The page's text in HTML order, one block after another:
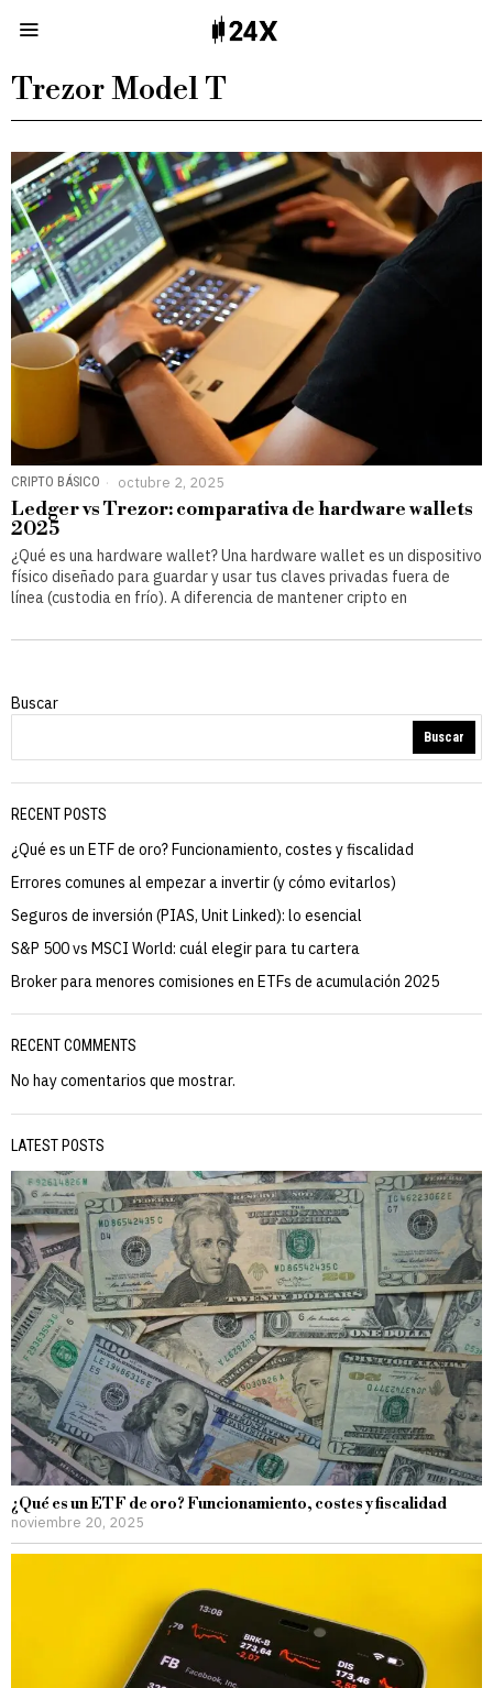
Trezor Model T
CRIPTO BÁSICO octubre 2, 2025
Ledger vs Trezor: comparativa de hardware wallets
2025
¿Qué es una hardware wallet? Una hardware wallet es un dispositivo
físico diseñado para guardar y usar tus claves privadas fuera de
línea (custodia en frío). A diferencia de mantener cripto en
Buscar
Buscar
RECENT POSTS
¿Qué es un ETF de oro? Funcionamiento, costes y fiscalidad
Errores comunes al empezar a invertir (y cómo evitarlos)
Seguros de inversión (PIAS, Unit Linked): lo esencial
S&P 500 vs MSCI World: cuál elegir para tu cartera
Broker para menores comisiones en ETFs de acumulación 2025
RECENT COMMENTS
No hay comentarios que mostrar.
LATEST POSTS
¿Qué es un ETF de oro? Funcionamiento, costes y fiscalidad
noviembre 20, 2025